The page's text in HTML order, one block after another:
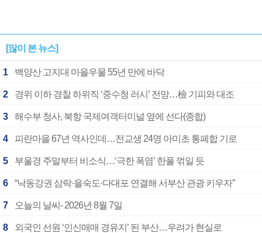
[많이 본 뉴스]
1 백양산 고지대 마을우물 55년 만에 바닥
2 경위 이하 경찰 하위직 ‘중수청 러시’ 전망…檢 기피와 대조
3 해수부 청사, 북항 국제여객터미널 옆에 선다(종합)
4 피란마을 67년 역사인데…전교생 24명 아미초 통폐합 기로
5 부울경 주말부터 비소식…‘극한 폭염’ 한풀 꺾일 듯
6 “낙동강권 삼락·을숙도·다대포 연결해 서부산 관광 키우자”
7 오늘의 날씨- 2026년 8월 7일
8 외국인 선원 ‘인신매매 경유지’ 된 부산…우려가 현실로